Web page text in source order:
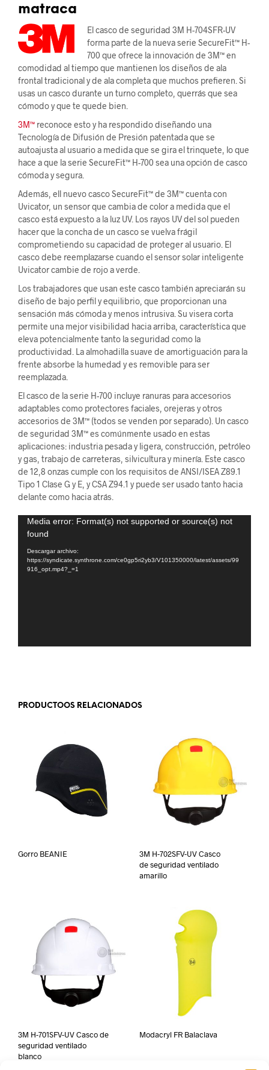
matraca
El casco de seguridad 3M H-704SFR-UV
forma parte de la nueva serie SecureFit™ H-
700 que ofrece la innovación de 3M™ en
comodidad al tiempo que mantienen los diseños de ala
frontal tradicional y de ala completa que muchos prefieren. Si
usas un casco durante un turno completo, querrás que sea
cómodo y que te quede bien.
3M™ reconoce esto y ha respondido diseñando una
Tecnología de Difusión de Presión patentada que se
autoajusta al usuario a medida que se gira el trinquete, lo que
hace a que la serie SecureFit™ H-700 sea una opción de casco
cómoda y segura.
Además, ell nuevo casco SecureFit™ de 3M™ cuenta con
Uvicator, un sensor que cambia de color a medida que el
casco está expuesto a la luz UV. Los rayos UV del sol pueden
hacer que la concha de un casco se vuelva frágil
comprometiendo su capacidad de proteger al usuario. El
casco debe reemplazarse cuando el sensor solar inteligente
Uvicator cambie de rojo a verde.
Los trabajadores que usan este casco también apreciarán su
diseño de bajo perfil y equilibrio, que proporcionan una
sensación más cómoda y menos intrusiva. Su visera corta
permite una mejor visibilidad hacia arriba, característica que
eleva potencialmente tanto la seguridad como la
productividad. La almohadilla suave de amortiguación para la
frente absorbe la humedad y es removible para ser
reemplazada.
El casco de la serie H-700 incluye ranuras para accesorios
adaptables como protectores faciales, orejeras y otros
accesorios de 3M™ (todos se venden por separado). Un casco
de seguridad 3M™ es comúnmente usado en estas
aplicaciones: industria pesada y ligera, construcción, petróleo
y gas, trabajo de carreteras, silvicultura y minería. Este casco
de 12,8 onzas cumple con los requisitos de ANSI/ISEA Z89.1
Tipo 1 Clase G y E, y CSA Z94.1 y puede ser usado tanto hacia
delante como hacia atrás.
Reproductor
de
vídeo
Media error: Format(s) not supported or source(s) not
found
Descargar archivo:
https://syndicate.synthrone.com/ce0gp5ri2yb3/V101350000/latest/assets/99
916_opt.mp4?_=1
PRODUCTOOS RELACIONADOS
Gorro BEANIE
3M H-702SFV-UV Casco
de seguridad ventilado
amarillo
3M H-701SFV-UV Casco de
seguridad ventilado
blanco
Modacryl FR Balaclava